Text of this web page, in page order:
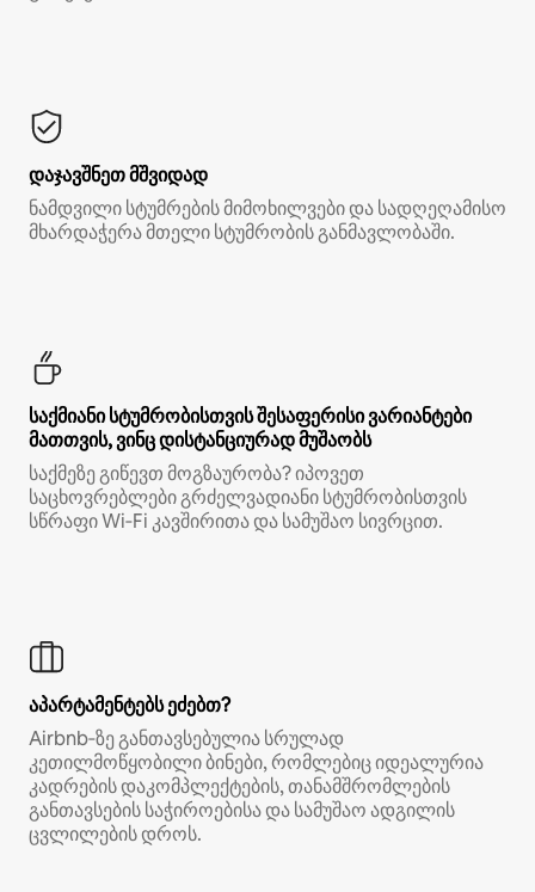
დაჯავშნეთ მშვიდად
ნამდვილი სტუმრების მიმოხილვები და სადღეღამისო
მხარდაჭერა მთელი სტუმრობის განმავლობაში.
საქმიანი სტუმრობისთვის შესაფერისი ვარიანტები
მათთვის, ვინც დისტანციურად მუშაობს
საქმეზე გიწევთ მოგზაურობა? იპოვეთ
საცხოვრებლები გრძელვადიანი სტუმრობისთვის
სწრაფი Wi‑Fi კავშირითა და სამუშაო სივრცით.
აპარტამენტებს ეძებთ?
Airbnb‑ზე განთავსებულია სრულად
კეთილმოწყობილი ბინები, რომლებიც იდეალურია
კადრების დაკომპლექტების, თანამშრომლების
განთავსების საჭიროებისა და სამუშაო ადგილის
ცვლილების დროს.